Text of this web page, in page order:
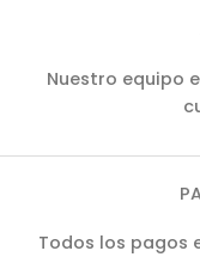
Nuestro equipo
Todos los pagos